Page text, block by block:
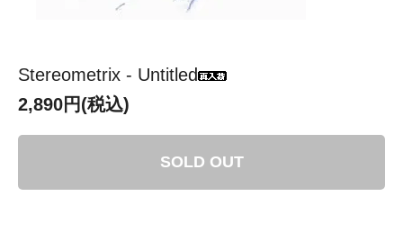
Stereometrix - Untitled
2,890円(税込)
SOLD OUT